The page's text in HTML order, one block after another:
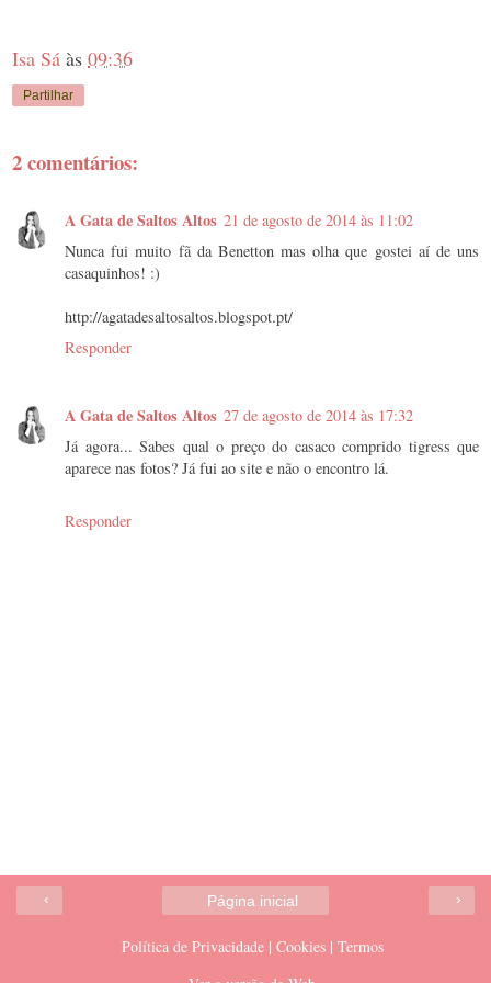
Isa Sá às 09:36
Partilhar
2 comentários:
A Gata de Saltos Altos 21 de agosto de 2014 às 11:02
Nunca fui muito fã da Benetton mas olha que gostei aí de uns
casaquinhos! :)
http://agatadesaltosaltos.blogspot.pt/
Responder
A Gata de Saltos Altos 27 de agosto de 2014 às 17:32
Já agora... Sabes qual o preço do casaco comprido tigress que
aparece nas fotos? Já fui ao site e não o encontro lá.
Responder
‹ ›
Página inicial
Política de Privacidade | Cookies | Termos